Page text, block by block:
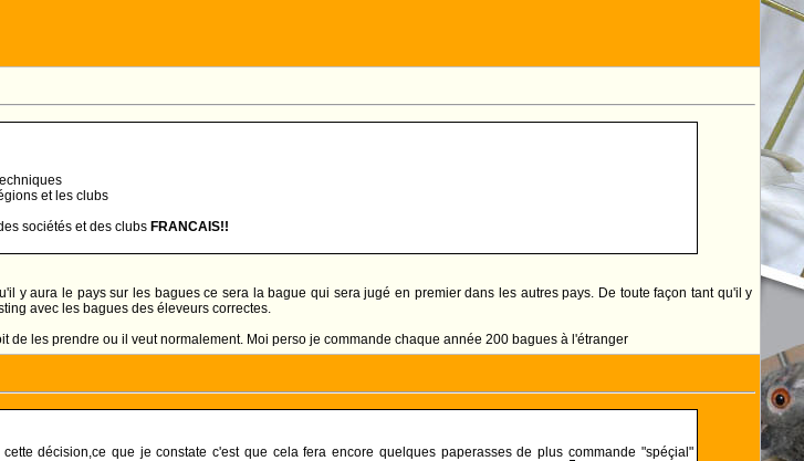
et les clubs
sociétés et des clubs FRANCAIS!!
y aura le pays sur les bagues ce sera la bague qui sera jugé en premier dans les autres pays. De toute façon tant qu'il y
avec les bagues des éleveurs correctes.
de les prendre ou il veut normalement. Moi perso je commande chaque année 200 bagues à l'étranger
décision,ce que je constate c'est que cela fera encore quelques paperasses de plus commande "spéçial"